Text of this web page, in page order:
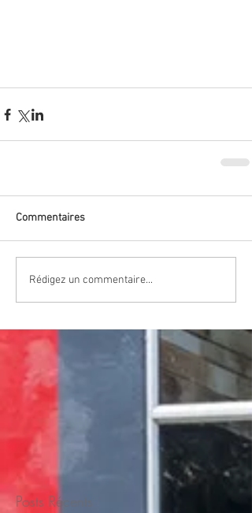
Commentaires
Rédigez un commentaire...
Posts Récents